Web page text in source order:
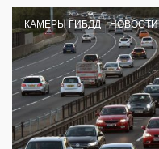
КАМЕРЫ ГИБДД НОВОСТИ